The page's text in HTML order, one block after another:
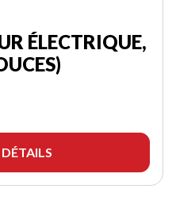
ÉLECTRIQUE,